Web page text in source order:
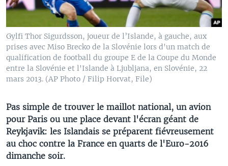
Gylfi Thor Sigurdsson, joueur de l’Islande, à gauche, aux
prises avec Miso Brecko de la Slovénie lors d'un match de
qualification de football du groupe E de la Coupe du Monde
entre la Slovénie et l'Islande à Ljubljana, en Slovénie, 22
mars 2013. (AP Photo / Filip Horvat, File)
Pas simple de trouver le maillot national, un avion
pour Paris ou une place devant l'écran géant de
Reykjavik: les Islandais se préparent fiévreusement
au choc contre la France en quarts de l'Euro-2016
dimanche soir.